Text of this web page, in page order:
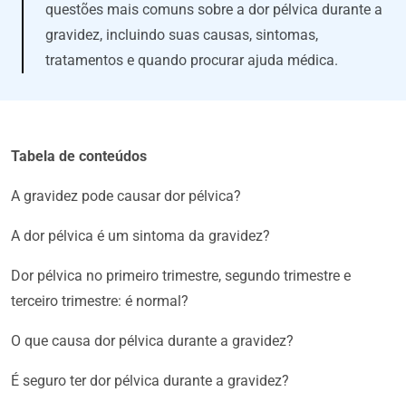
questões mais comuns sobre a dor pélvica durante a
gravidez, incluindo suas causas, sintomas,
tratamentos e quando procurar ajuda médica.
Tabela de conteúdos
A gravidez pode causar dor pélvica?
A dor pélvica é um sintoma da gravidez?
Dor pélvica no primeiro trimestre, segundo trimestre e
terceiro trimestre: é normal?
O que causa dor pélvica durante a gravidez?
É seguro ter dor pélvica durante a gravidez?